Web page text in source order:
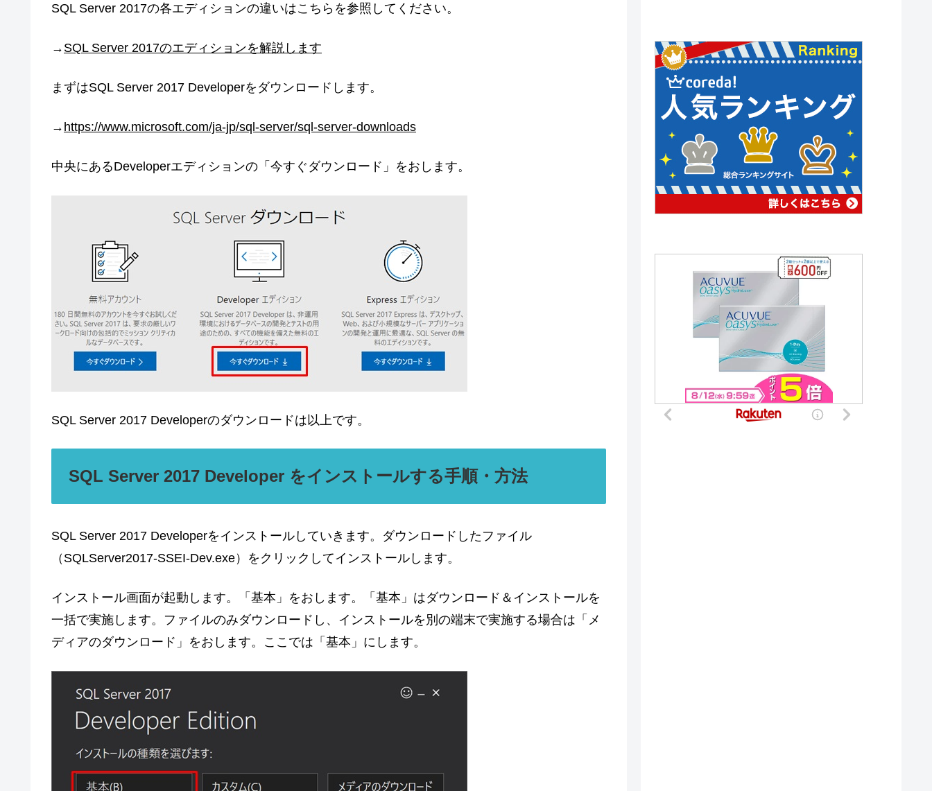
SQL Server 2017の各エディションの違いはこちらを参照してください。
→ SQL Server 2017のエディションを解説します
まずはSQL Server 2017 Developerをダウンロードします。
→ https://www.microsoft.com/ja-jp/sql-server/sql-server-downloads
中央にあるDeveloperエディションの「今すぐダウンロード」をおします。
SQL Server 2017 Developerのダウンロードは以上です。
SQL Server 2017 Developer をインストールする手順・方法
SQL Server 2017 Developerをインストールしていきます。ダウンロードしたファイル
（SQLServer2017-SSEI-Dev.exe）をクリックしてインストールします。
インストール画面が起動します。「基本」をおします。「基本」はダウンロード＆インストールを
一括で実施します。ファイルのみダウンロードし、インストールを別の端末で実施する場合は「メ
ディアのダウンロード」をおします。ここでは「基本」にします。